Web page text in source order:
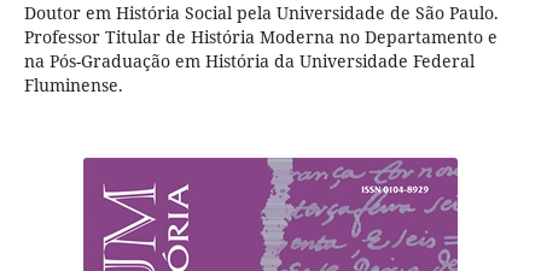
Doutor em História Social pela Universidade de São Paulo.
Professor Titular de História Moderna no Departamento e
na Pós-Graduação em História da Universidade Federal
Fluminense.